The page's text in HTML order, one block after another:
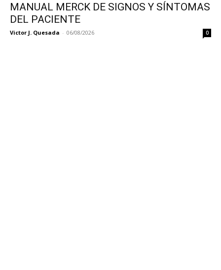
MANUAL MERCK DE SIGNOS Y SÍNTOMAS
DEL PACIENTE
Victor J. Quesada - 06/08/2026 0